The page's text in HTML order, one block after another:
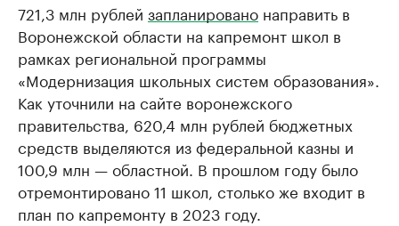
721,3 млн рублей запланировано направить в
Воронежской области на капремонт школ в
рамках региональной программы
«Модернизация школьных систем образования».
Как уточнили на сайте воронежского
правительства, 620,4 млн рублей бюджетных
средств выделяются из федеральной казны и
100,9 млн — областной. В прошлом году было
отремонтировано 11 школ, столько же входит в
план по капремонту в 2023 году.